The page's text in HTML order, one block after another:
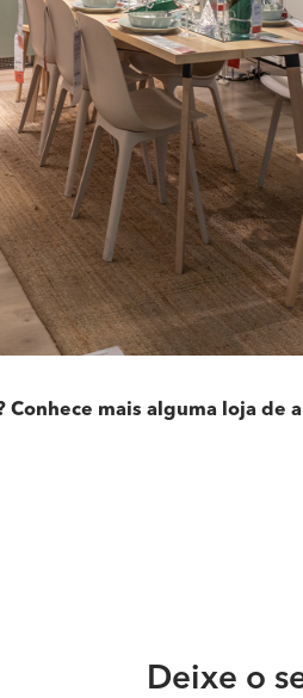
Conhece mais alguma loja de
Deixe o